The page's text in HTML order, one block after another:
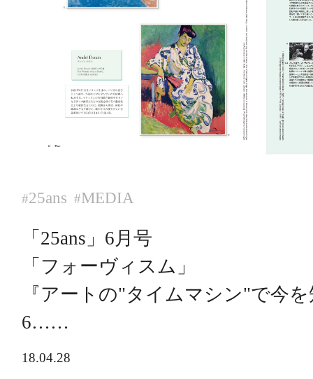
#25ans #MEDIA
「25ans」6月号
「フォーヴィスム」
『アートの"タイムマシン"で今
6……
18.04.28